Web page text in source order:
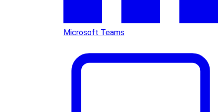
Microsoft Teams